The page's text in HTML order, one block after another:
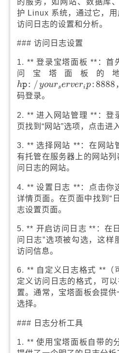
护 Linux 系统，通过它，
访问日志的设置和分析。
### 访问日志设置
1. ** 登录宝塔面板 **：首
问宝塔面板的
hp: /yourserverip: 8888
h
p :
y
o
u
r
s
e
r
v
e
r
ip :
8888
码登录。
2. ** 进入网站管理 **：登
页找到“网站”选项，点击进
3. ** 选择网站 **：在网站
有托管在服务器上的网站
问日志的网站。
4. ** 设置日志 **：点击你
详情页面。在页面中找到“
志设置页面。
5. ** 开启访问日志 **：在
问日志”选项被勾选，这样
访问信息。
6. ** 自定义日志格式 **（
定义访问日志的格式，可
置。通常，宝塔面板会提
选择。
### 日志分析工具
1. ** 使用宝塔面板自带的